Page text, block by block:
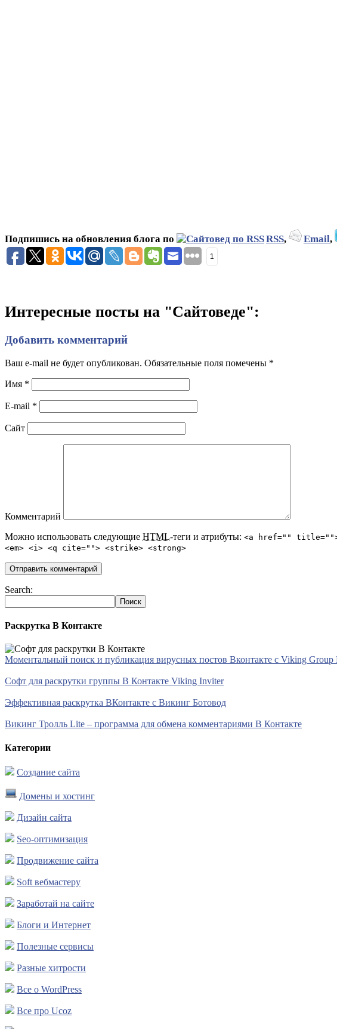
Подпишись на обновления блога по RSS, Email,
1
Интересные посты на "Сайтоведе":
Добавить комментарий
Ваш e-mail не будет опубликован. Обязательные поля помечены *
Имя *
E-mail *
Сайт
Комментарий
Можно использовать следующие HTML-теги и атрибуты: <a href="" title="">
<em> <i> <q cite=""> <strike> <strong>
Search:
Раскрутка В Контакте
Моментальный поиск и публикация вирусных постов Вконтакте с Viking Group
Софт для раскрутки группы В Контакте Viking Inviter
Эффективная раскрутка ВКонтакте с Викинг Ботовод
Викинг Тролль Lite – программа для обмена комментариями В Контакте
Категории
Создание сайта
Домены и хостинг
Дизайн сайта
Seo-оптимизация
Продвижение сайта
Soft вебмастеру
Заработай на сайте
Блоги и Интернет
Полезные сервисы
Разные хитрости
Все о WordPress
Все про Ucoz